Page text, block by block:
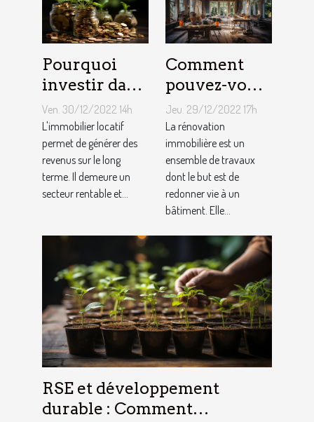
Pourquoi
investir dans
l'immobilier
?
Ven. 30/12/2022 14h
L'immobilier locatif
permet de générer des
revenus sur le long
terme. Il demeure un
secteur rentable et...
Comment
pouvez-vous
faire une
rénovation
immobilière
?
Jeu. 29/12/2022 17h
La rénovation
immobilière est un
ensemble de travaux
dont le but est de
redonner vie à un
bâtiment. Elle...
RSE et développement
durable : Comment